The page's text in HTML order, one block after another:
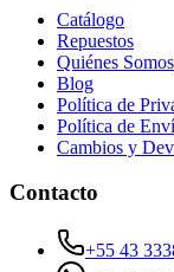
Catálogo
Repuestos
Quiénes Somos
Blog
Política de
Política de
Cambios y
Contacto
+55 43